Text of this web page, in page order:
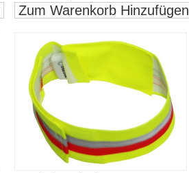
Zum Warenkorb Hinzufügen